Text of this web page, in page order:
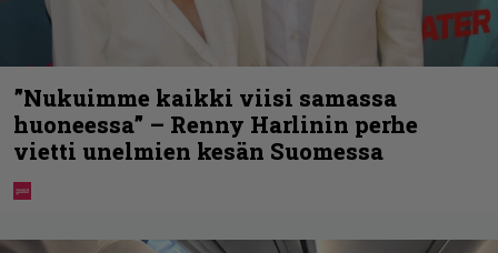
”Nukuimme kaikki viisi samassa
huoneessa” – Renny Harlinin perhe
vietti unelmien kesän Suomessa